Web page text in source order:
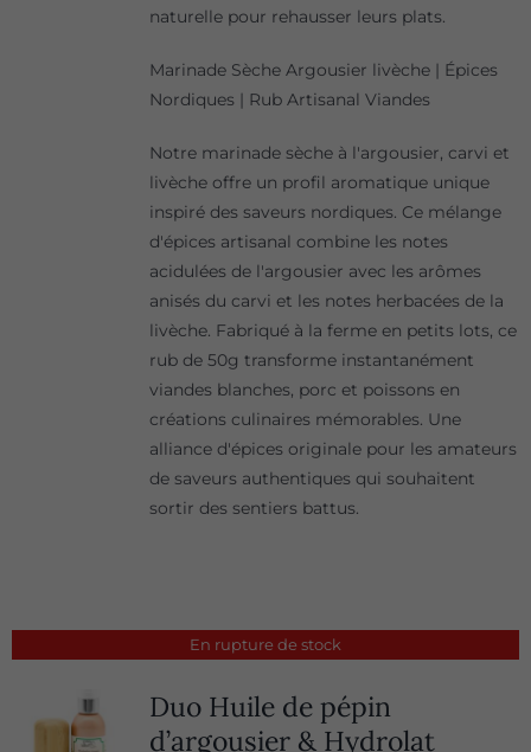
naturelle pour rehausser leurs plats.
Marinade Sèche Argousier livèche | Épices
Nordiques | Rub Artisanal Viandes
Notre marinade sèche à l'argousier, carvi et
livèche offre un profil aromatique unique
inspiré des saveurs nordiques. Ce mélange
d'épices artisanal combine les notes
acidulées de l'argousier avec les arômes
anisés du carvi et les notes herbacées de la
livèche. Fabriqué à la ferme en petits lots, ce
rub de 50g transforme instantanément
viandes blanches, porc et poissons en
créations culinaires mémorables. Une
alliance d'épices originale pour les amateurs
de saveurs authentiques qui souhaitent
sortir des sentiers battus.
En rupture de stock
Duo Huile de pépin
d’argousier & Hydrolat